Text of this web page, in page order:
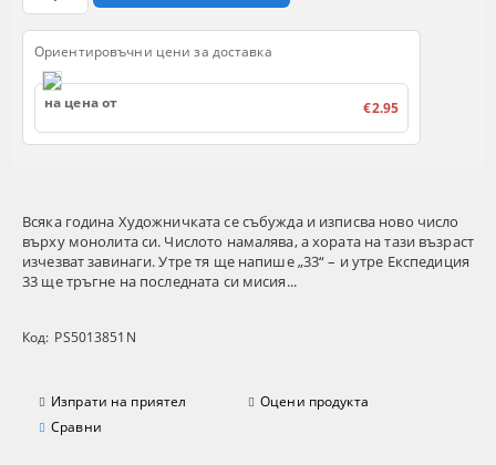
Всяка година Художничката се събужда и изписва ново число
върху монолита си. Числото намалява, а хората на тази възраст
изчезват завинаги. Утре тя ще напише „33“ – и утре Експедиция
33 ще тръгне на последната си мисия...
Код: PS5013851N
Изпрати на приятел
Оцени продукта
Сравни
Ориентировъчни цени за доставка
на цена от €2.95